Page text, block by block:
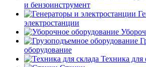
и бензоинструмент
электростанции
оборудование
Техника для